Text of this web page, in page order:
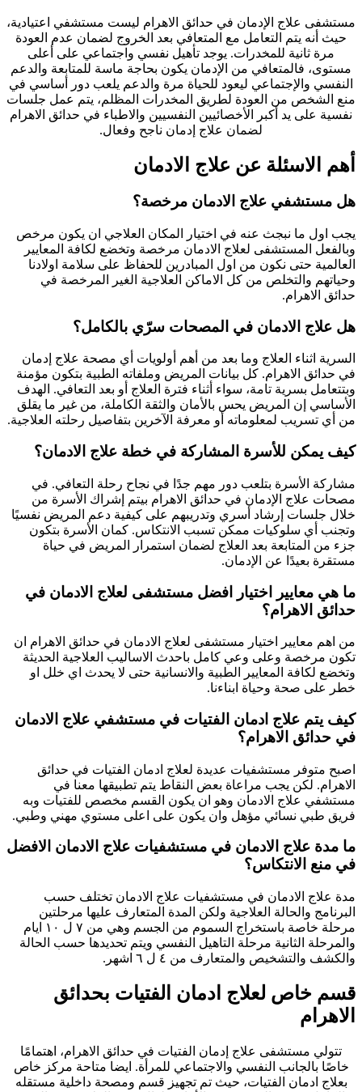
مستشفى علاج الإدمان في حدائق الاهرام ليست مستشفي اعتيادية،
حيث أنه يتم التعامل مع المتعافي بعد الخروج لضمان عدم العودة
مرة ثانية للمخدرات. يوجد تأهيل نفسي واجتماعي على أعلى
مستوى، فالمتعافي من الإدمان يكون بحاجة ماسة للمتابعة والدعم
النفسي والإجتماعي ليعود للحياة مرة والدعم يلعب دور أساسي في
منع الشخص من العودة لطريق المخدرات المظلم، يتم عمل جلسات
نفسية على يد أكبر الأخصائيين النفسيين والاطباء في حدائق الاهرام
لضمان علاج إدمان ناجح وفعال.
أهم الاسئلة عن علاج الادمان
هل مستشفي علاج الادمان مرخصة؟
يجب اول ما نبجث عنه في اختيار المكان العلاجي ان يكون مرخص
وبالفعل المستشفى لعلاج الادمان مرخصة وتخضع لكافة المعايير
العالمية حتى نكون من اول المبادرين للحفاظ على سلامة اولادنا
وحياتهم والتخلص من كل الاماكن العلاجية الغير المرخصة في
حدائق الاهرام.
هل علاج الادمان في المصحات سرّي بالكامل؟
السرية اثناء العلاج وما بعد من أهم أولويات أي مصحة علاج إدمان
في حدائق الاهرام. كل بيانات المريض وملفاته الطبية بتكون مؤمنة
وبتتعامل بسرية تامة، سواء أثناء فترة العلاج أو بعد التعافي. الهدف
الأساسي إن المريض يحس بالأمان والثقة الكاملة، من غير ما يقلق
من أي تسريب لمعلوماته أو معرفة الآخرين بتفاصيل رحلته العلاجية.
كيف يمكن للأسرة المشاركة في خطة علاج الادمان؟
مشاركة الأسرة بتلعب دور مهم جدًا في نجاح رحلة التعافي. في
مصحات علاج الإدمان في حدائق الاهرام بيتم إشراك الأسرة من
خلال جلسات إرشاد أسري وتدريبهم على كيفية دعم المريض نفسيًا
وتجنب أي سلوكيات ممكن تسبب الانتكاس. كمان الأسرة بتكون
جزء من المتابعة بعد العلاج لضمان استمرار المريض في حياة
مستقرة بعيدًا عن الإدمان.
ما هي معايير اختيار افضل مستشفى لعلاج الادمان في
حدائق الاهرام؟
من اهم معايير اختيار مستشفى لعلاج الادمان في حدائق الاهرام ان
تكون مرخصة وعلى وعي كامل باحدث الاساليب العلاجية الحديثة
وتخضع لكافة المعايير الطبية والانسانية حتى لا يحدث اي خلل او
خطر على صحة وحياة ابناءنا.
كيف يتم علاج ادمان الفتيات في مستشفي علاج الادمان
في حدائق الاهرام؟
اصبح متوفر مستشفيات عديدة لعلاج ادمان الفتيات في حدائق
الاهرام. لكن يجب مراعاة بعض النقاط يتم تطبيقها معنا في
مستشفي علاج الادمان وهو ان يكون القسم مخصص للفتيات وبه
فريق طبي نسائي مؤهل وان يكون على اعلى مستوي مهني وطبي.
ما مدة علاج الادمان في مستشفيات علاج الادمان الافضل
في منع الانتكاس؟
مدة علاج الادمان في مستشفيات علاج الادمان تختلف حسب
البرنامج والحالة العلاجية ولكن المدة المتعارف عليها مرحلتين
مرحلة خاصة باستخراج السموم من الجسم وهي من ٧ ل ١٠ ايام
والمرحلة الثانية مرحلة التاهيل النفسي ويتم تحديدها حسب الحالة
والكشف والتشخيص والمتعارف من ٤ ل ٦ اشهر.
قسم خاص لعلاج ادمان الفتيات بحدائق
الاهرام
تتولي مستشفى علاج إدمان الفتيات في حدائق الاهرام، اهتمامًا
خاصًا بالجانب النفسي والاجتماعي للمرأة. ايضا متاحة مركز خاص
بعلاج ادمان الفتيات، حيث تم تجهيز قسم ومصحة داخلية مستقله